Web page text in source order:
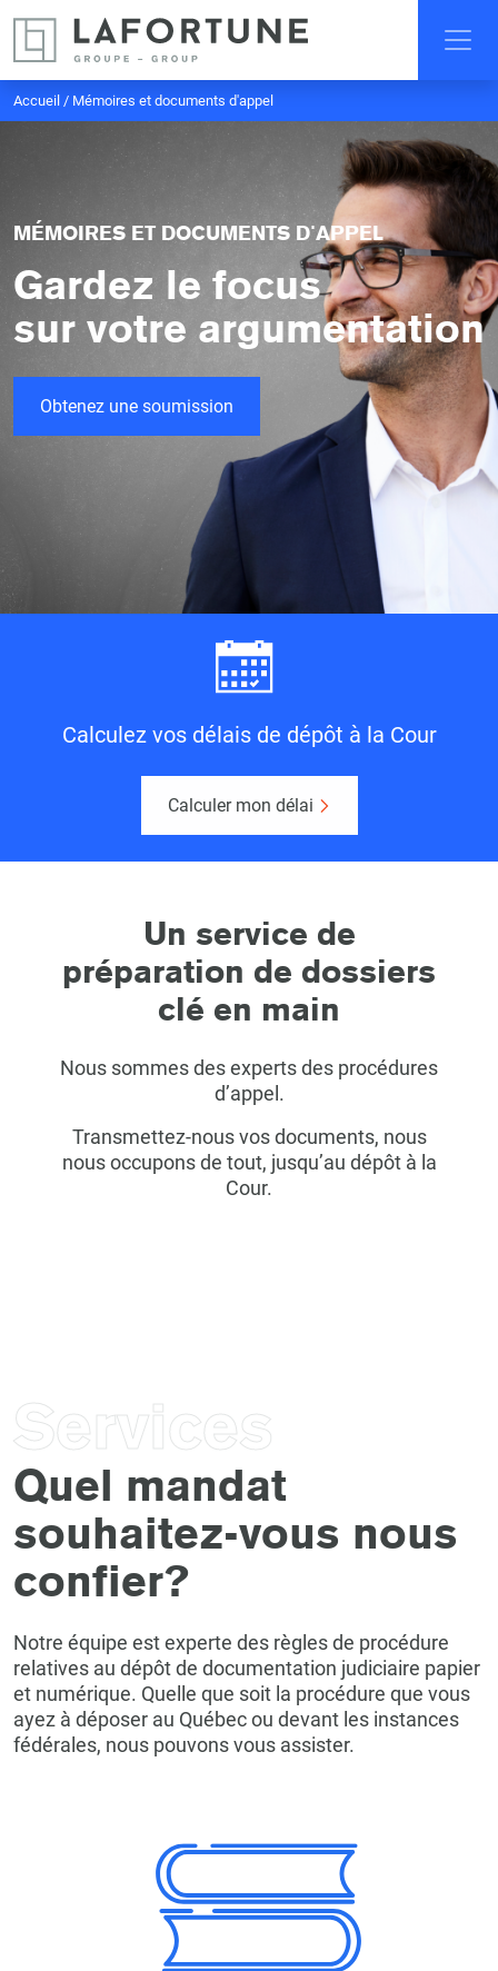
Accueil / Mémoires et documents d'appel
MÉMOIRES ET DOCUMENTS D'APPEL
Gardez le focus
sur votre argumentation
Obtenez une soumission
Calculez vos délais de dépôt à la Cour
Calculer mon délai
Un service de
préparation de dossiers
clé en main
Nous sommes des experts des procédures
d’appel.
Transmettez-nous vos documents, nous
nous occupons de tout, jusqu’au dépôt à la
Cour.
Services
Quel mandat
souhaitez-vous nous
confier?
Notre équipe est experte des règles de procédure
relatives au dépôt de documentation judiciaire papier
et numérique. Quelle que soit la procédure que vous
ayez à déposer au Québec ou devant les instances
fédérales, nous pouvons vous assister.